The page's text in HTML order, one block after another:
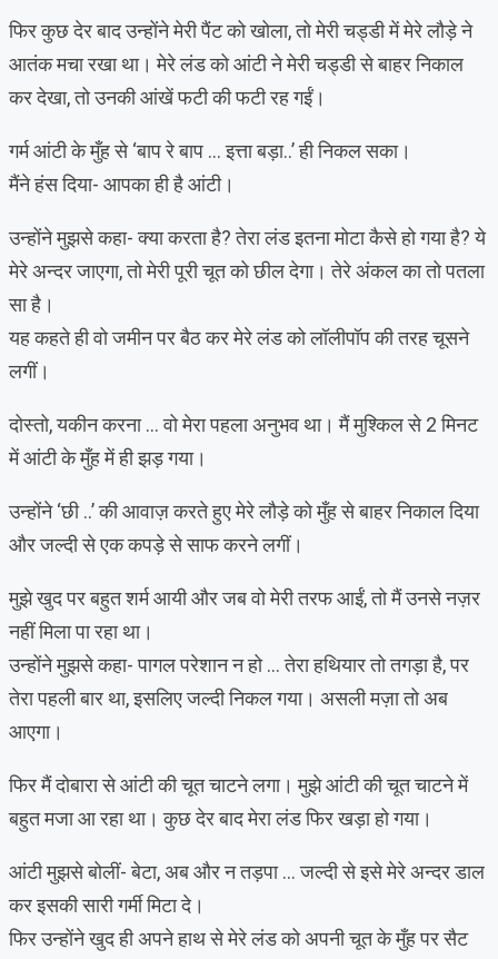
फिर कुछ देर बाद उन्होंने मेरी पैंट को खोला, तो मेरी चड्डी में मेरे लौड़े ने
आतंक मचा रखा था। मेरे लंड को आंटी ने मेरी चड्डी से बाहर निकाल
कर देखा, तो उनकी आंखें फटी की फटी रह गईं।
गर्म आंटी के मुँह से ‘बाप रे बाप … इत्ता बड़ा..’ ही निकल सका।
मैंने हंस दिया- आपका ही है आंटी।
उन्होंने मुझसे कहा- क्या करता है? तेरा लंड इतना मोटा कैसे हो गया है? ये
मेरे अन्दर जाएगा, तो मेरी पूरी चूत को छील देगा। तेरे अंकल का तो पतला
सा है।
यह कहते ही वो जमीन पर बैठ कर मेरे लंड को लॉलीपॉप की तरह चूसने
लगीं।
दोस्तो, यकीन करना … वो मेरा पहला अनुभव था। मैं मुश्किल से 2 मिनट
में आंटी के मुँह में ही झड़ गया।
उन्होंने ‘छी ..’ की आवाज़ करते हुए मेरे लौड़े को मुँह से बाहर निकाल दिया
और जल्दी से एक कपड़े से साफ करने लगीं।
मुझे खुद पर बहुत शर्म आयी और जब वो मेरी तरफ आईं, तो मैं उनसे नज़र
नहीं मिला पा रहा था।
उन्होंने मुझसे कहा- पागल परेशान न हो … तेरा हथियार तो तगड़ा है, पर
तेरा पहली बार था, इसलिए जल्दी निकल गया। असली मज़ा तो अब
आएगा।
फिर मैं दोबारा से आंटी की चूत चाटने लगा। मुझे आंटी की चूत चाटने में
बहुत मजा आ रहा था। कुछ देर बाद मेरा लंड फिर खड़ा हो गया।
आंटी मुझसे बोलीं- बेटा, अब और न तड़पा … जल्दी से इसे मेरे अन्दर डाल
कर इसकी सारी गर्मी मिटा दे।
फिर उन्होंने खुद ही अपने हाथ से मेरे लंड को अपनी चूत के मुँह पर सैट